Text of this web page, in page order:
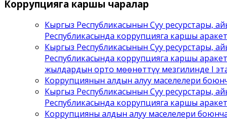
Коррупцияга каршы чаралар
Кыргыз Республикасынын Суу ресурстары,
Республикасында коррупцияга каршы
Кыргыз Республикасынын Суу ресурстары,
Республикасында коррупцияга каршы
жылдардын орто мөөнөттүү мезгилинде I
Коррупциянын алдын алуу маселелери
Кыргыз Республикасынын Суу ресурстары,
Республикасында коррупцияга каршы
Коррупцияны алдын алуу маселелери